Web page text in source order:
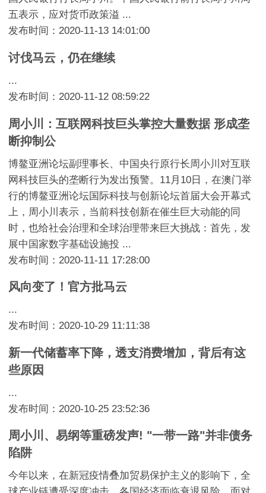
五表示，应对货币政策溢 ...
发布时间：2020-11-13 14:01:00
讨伐马云，仍在继续
...
发布时间：2020-11-12 08:59:22
周小川：互联网科技巨头掌控大量数据 形成垄
断抑制公
博鳌亚洲论坛副理事长、中国央行原行长周小川对互联
网科技巨头的垄断行为发出预警。11月10日，在澳门举
行的博鳌亚洲论坛国际科技与创新论坛首届大会开幕式
上，周小川表示，当前科技创新在催生巨大动能的同
时，也给社会治理和全球治理带来巨大挑战：首先，发
展中国家数字基础设施投 ...
发布时间：2020-11-11 17:28:00
风向变了！官方批马云
...
发布时间：2020-10-29 11:11:38
新一代储蓄率下降，透支消费增加，背后有这
些原因
...
发布时间：2020-10-25 23:52:36
周小川、易纲等重磅发声! "一带一路"并非债务
陷阱
今年以来，在新冠疫情叠加贸易保护主义的影响下，全